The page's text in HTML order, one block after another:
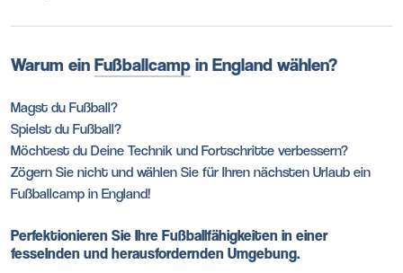
Warum ein Fußballcamp in England wählen?
Magst du Fußball?
Spielst du Fußball?
Möchtest du Deine Technik und Fortschritte verbessern?
Zögern Sie nicht und wählen Sie für Ihren nächsten Urlaub ein
Fußballcamp in England!
Perfektionieren Sie Ihre Fußballfähigkeiten in einer
fesselnden und herausfordernden Umgebung.